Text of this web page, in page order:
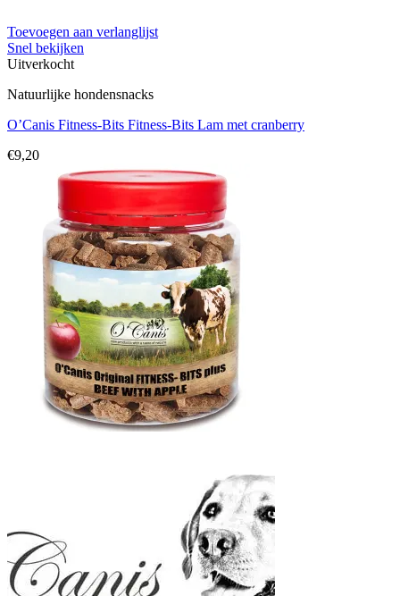
Toevoegen aan verlanglijst
Snel bekijken
Uitverkocht
Natuurlijke hondensnacks
O’Canis Fitness-Bits Fitness-Bits Lam met cranberry
€9,20